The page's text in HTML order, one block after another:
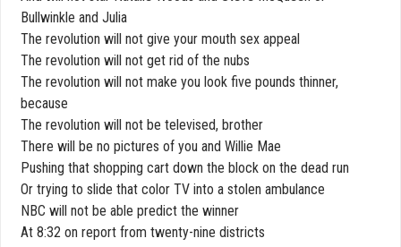
Bullwinkle and Julia
The revolution will not give your mouth sex appeal
The revolution will not get rid of the nubs
The revolution will not make you look five pounds thinner,
because
The revolution will not be televised, brother
There will be no pictures of you and Willie Mae
Pushing that shopping cart down the block on the dead run
Or trying to slide that color TV into a stolen ambulance
NBC will not be able predict the winner
At 8:32 on report from twenty-nine districts